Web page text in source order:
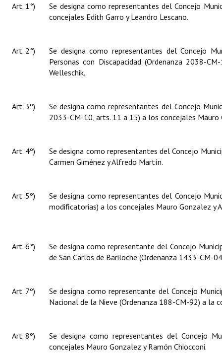
Art. 1°)
Se designa como representantes del Concejo
concejales Edith Garro y Leandro Lescano.
Art. 2°)
Se designa como representantes del Concejo
Personas con Discapacidad(Ordenanza 2038-
Welleschik.
Art. 3º)
Se designa como representantes del Concejo
2033-CM-10, arts. 11 a 15) a los concejales Mauro
Art. 4º)
Se designa como representantes del Concejo
Carmen Giménez y Alfredo Martín.
Art. 5º)
Se designa como representantes del Concejo
modificatorias) a los concejales Mauro Gonzalez y
Art. 6°)
Se designa como representante del Concejo
de San Carlos de Bariloche (Ordenanza 1433-CM-
Art. 7º)
Se designa como representante del Concejo
Nacional de la Nieve (Ordenanza 188-CM-92) a la
Art. 8º)
Se designa como representantes del Concejo
concejales Mauro Gonzalez y Ramón Chiocconi.